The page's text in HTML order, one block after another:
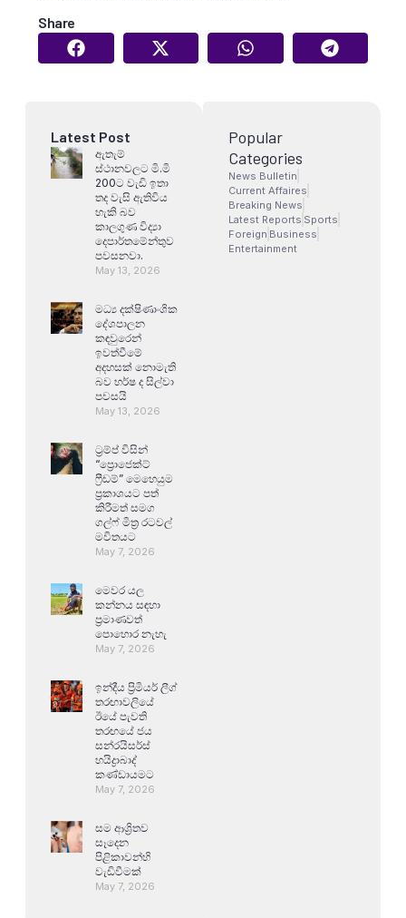
Share
Latest Post
ඇතැම්
ස්ථානවලට මි.මි
200ට වැඩි ඉතා
තද වැසි ඇතිවිය
හැකි බව
කාලගුණ විද්‍යා
දෙපාර්තමේන්තුව
පවසනවා.
May 13, 2026
මධ්‍ය දක්ෂිණාංශික
දේශපාලන
කඳවුරෙන්
ඉවත්වීමේ
අදහසක් නොමැති
බව හර්ෂ ද සිල්වා
පවසයි
May 13, 2026
ට්‍රම්ප් විසින්
“ප්‍රොජෙක්ට්
ෆ්‍රීඩම්” මෙහෙයුම
ප්‍රකාශයට පත්
කිරීමත් සමග
ගල්ෆ් මිත්‍ර රටවල්
මවිතයට
May 7, 2026
මෙවර යල
කන්නය සඳහා
ප්‍රමාණවත්
පොහොර නැහැ
May 7, 2026
ඉන්දීය ප්‍රිමියර් ලීග්
තරඟාවලියේ
ඊයේ පැවති
තරඟයේ ජය
සන්රයිසර්ස්
හයිද්‍රාබාද්
කණ්ඩායමට
May 7, 2026
සම ආශ්‍රිතව
සෑදෙන
පිළිකාවන්හි
වැඩිවීමක්
May 7, 2026
Popular
Categories
News Bulletin
Current Affaires
Breaking News
Latest Reports Sports
Foreign Business
Entertainment